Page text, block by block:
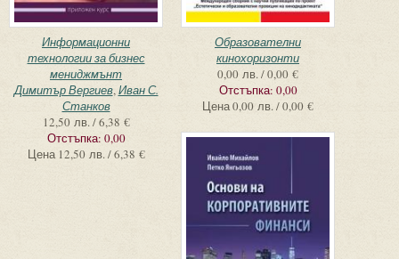
Информационни
технологии за бизнес
мениджмънт
Димитър Вергиев,Иван С.
Станков
12,50 лв. / 6,38 €
Отстъпка: 0,00
Цена 12,50 лв. / 6,38 €
Образователни
кинохоризонти
0,00 лв. / 0,00 €
Отстъпка: 0,00
Цена0,00 лв. / 0,00 €